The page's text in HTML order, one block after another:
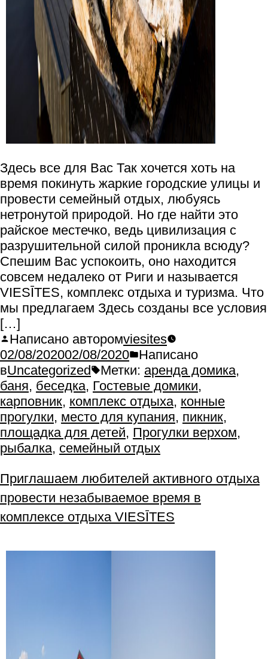
Здесь все для Вас Так хочется хоть на
время покинуть жаркие городские улицы и
провести семейный отдых, любуясь
нетронутой природой. Но где найти это
райское местечко, ведь цивилизация с
разрушительной силой проникла всюду?
Спешим Вас успокоить, оно находится
совсем недалеко от Риги и называется
VIESĪTES, комплекс отдыха и туризма. Что
мы предлагаем Здесь созданы все условия
[…]
Написано авторомviesites
02/08/202002/08/2020
Написано
вUncategorized Метки: аренда домика,
баня, беседка, Гостевые домики,
карповник, комплекс отдыха, конные
прогулки, место для купания, пикник,
площадка для детей, Прогулки верхом,
рыбалка, семейный отдых
Приглашаем любителей активного отдыха
провести незабываемое время в
комплексе отдыха VIESĪTES